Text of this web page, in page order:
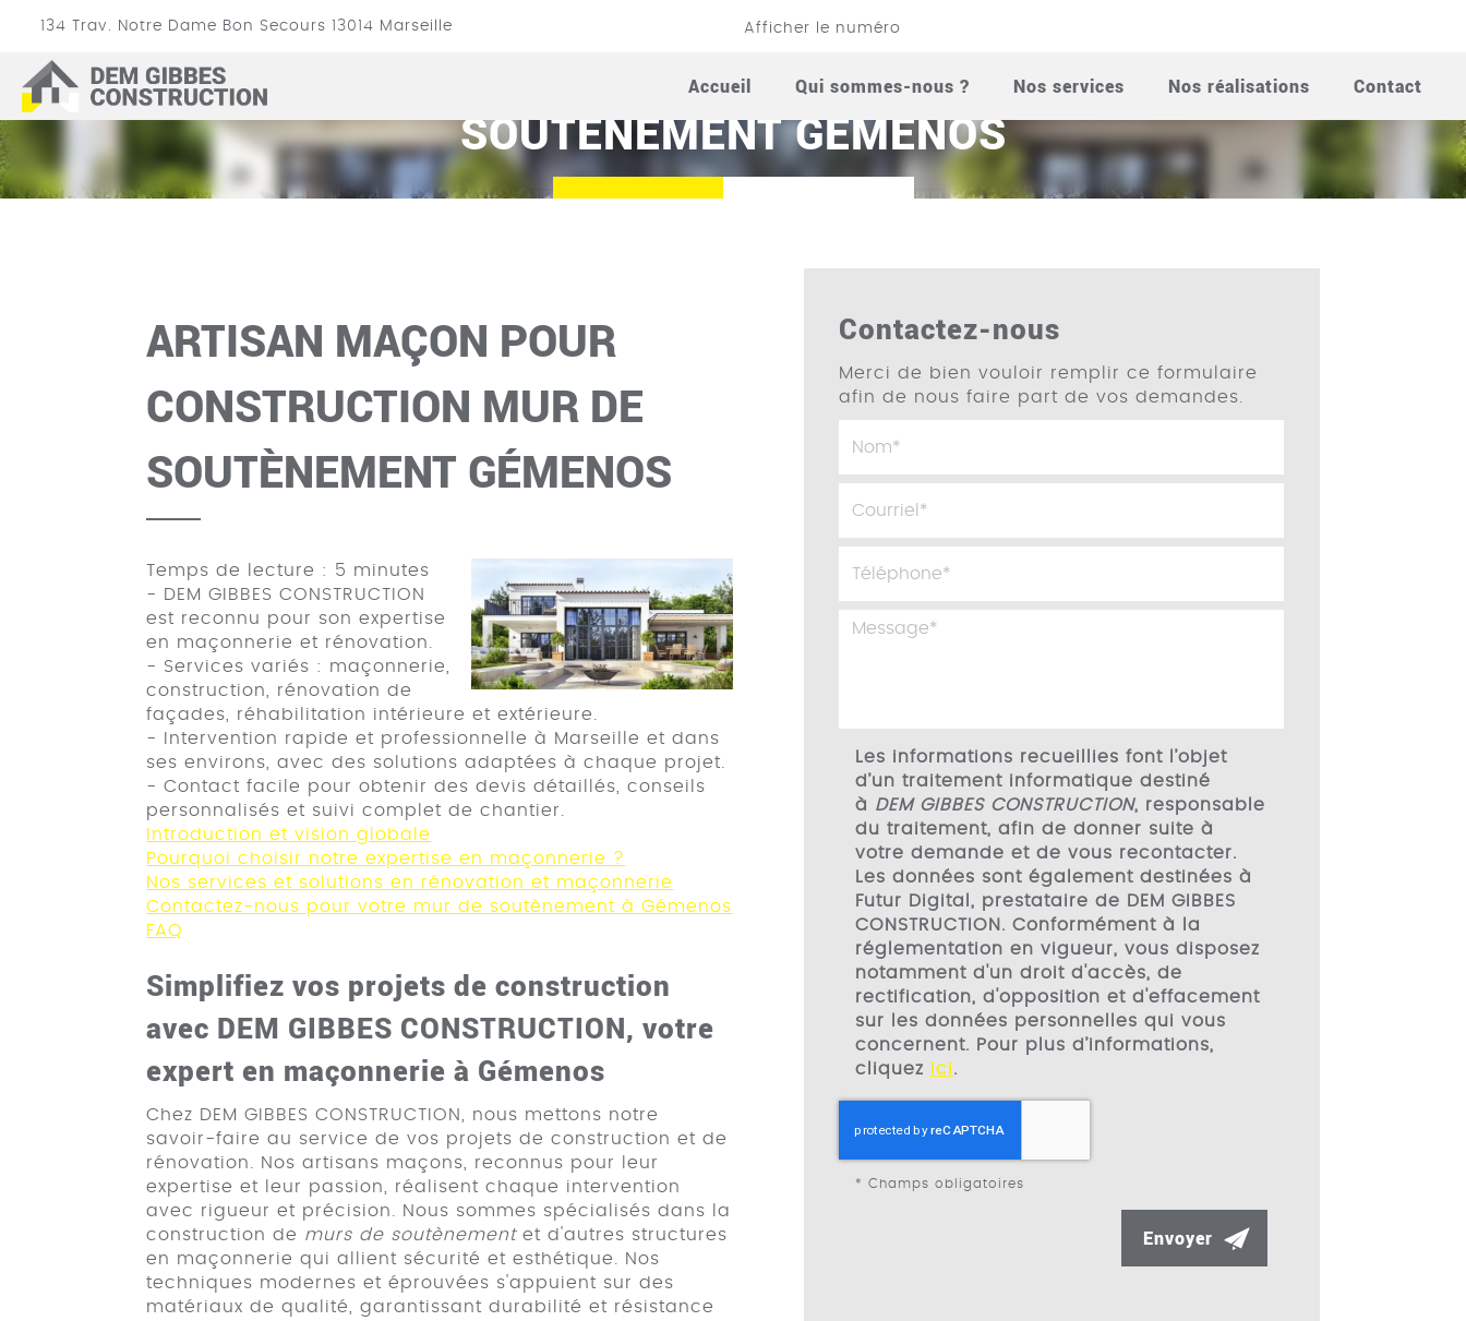
134 Trav. Notre Dame Bon Secours 13014 Marseille Afficher le numéro
GIBBES
CONSTRUCTION
Accueil Qui sommes-nous ? Nos services Nos réalisations Contact
ARTISAN MAÇON POUR CONSTRUCTION MUR DE
SOUTÈNEMENT GÉMENOS
Appelez-nous
ARTISAN MAÇON POUR
CONSTRUCTION MUR DE
SOUTÈNEMENT GÉMENOS
Temps de lecture : 5 minutes
- DEM GIBBES CONSTRUCTION
est reconnu pour son expertise
en maçonnerie et rénovation.
- Services variés : maçonnerie,
construction, rénovation de
façades, réhabilitation intérieure et extérieure.
- Intervention rapide et professionnelle à Marseille et dans
ses environs, avec des solutions adaptées à chaque projet.
- Contact facile pour obtenir des devis détaillés, conseils
personnalisés et suivi complet de chantier.
Introduction et vision globale
Pourquoi choisir notre expertise en maçonnerie ?
Nos services et solutions en rénovation et maçonnerie
Contactez-nous pour votre mur de soutènement à Gémenos
FAQ
Simplifiez vos projets de construction
avec DEM GIBBES CONSTRUCTION, votre
expert en maçonnerie à Gémenos
Chez DEM GIBBES CONSTRUCTION, nous mettons notre
savoir-faire au service de vos projets de construction et de
rénovation. Nos artisans maçons, reconnus pour leur
expertise et leur passion, réalisent chaque intervention
avec rigueur et précision. Nous sommes spécialisés dans la
construction de murs de soutènementet d'autres structures
en maçonnerie qui allient sécurité et esthétique. Nos
techniques modernes et éprouvées s'appuient sur des
matériaux de qualité, garantissant durabilité et résistance
Contactez-nous
Merci de bien vouloir remplir ce formulaire
afin de nous faire part de vos demandes.
Les informations recueillies font l’objet
d’un traitement informatique destiné
à DEM GIBBES CONSTRUCTION, responsable
du traitement, afin de donner suite à
votre demande et de vous recontacter.
Les données sont également destinées à
Futur Digital, prestataire de DEM GIBBES
CONSTRUCTION. Conformément à la
réglementation en vigueur, vous disposez
notamment d'un droit d'accès, de
rectification, d'opposition et d'effacement
sur les données personnelles qui vous
concernent. Pour plus d’informations,
cliquez ici.
* Champs obligatoires